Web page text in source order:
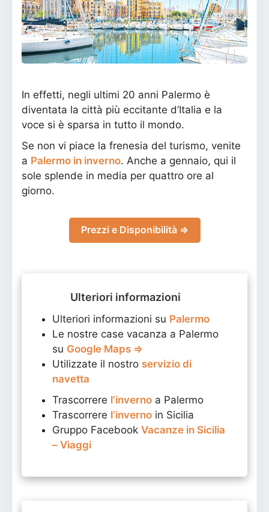
In effetti, negli ultimi 20 anni Palermo è
diventata la città più eccitante d’Italia e la
voce si è sparsa in tutto il mondo.
Se non vi piace la frenesia del turismo, venite
a Palermo in inverno. Anche a gennaio, qui il
sole splende in media per quattro ore al
giorno.
Prezzi e Disponibilità ⇒
Ulteriori informazioni
Ulteriori informazioni su Palermo
Le nostre case vacanza a Palermo
su Google Maps ⇒
Utilizzate il nostro servizio di
navetta
Trascorrere l’inverno a Palermo
Trascorrere l’inverno in Sicilia
Gruppo Facebook Vacanze in Sicilia
– Viaggi